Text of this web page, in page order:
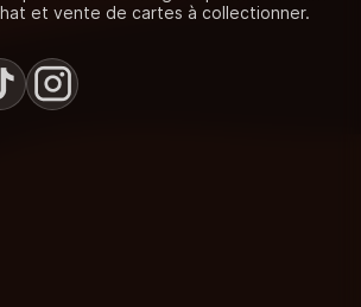
et vente de cartes à collectionner.